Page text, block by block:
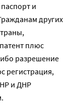
и
других
плюс
разрешение
регистрация,
и ДНР